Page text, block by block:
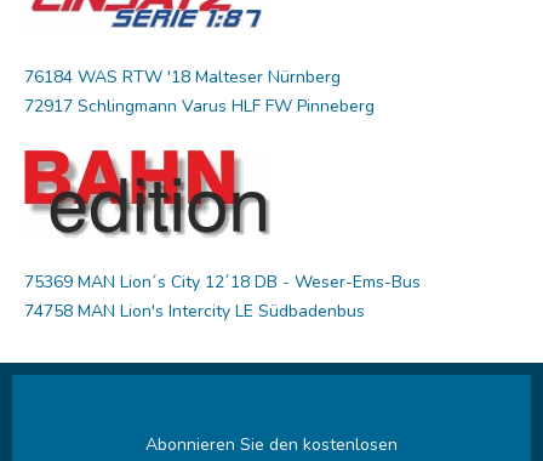
76184 WAS RTW '18 Malteser Nürnberg
72917 Schlingmann Varus HLF FW Pinneberg
75369 MAN Lion´s City 12´18 DB - Weser-Ems-Bus
74758 MAN Lion's Intercity LE Südbadenbus
Abonnieren Sie den kostenlosen